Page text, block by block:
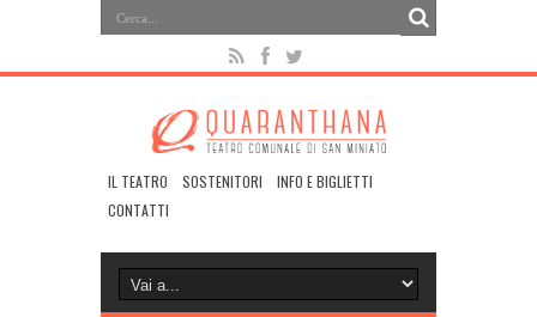
IL TEATRO SOSTENITORI
INFO E BIGLIETTI
CONTATTI